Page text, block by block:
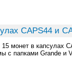
CAPS44 и
монет в капсулах
с папками Grande и